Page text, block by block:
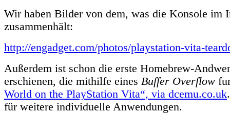
Wir haben Bilder von dem, was die Konsole im
zusammenhält:
http://engadget.com/photos/playstation-vita-
Außerdem ist schon die erste Homebrew-
erschienen, die mithilfe eines Buffer Overflow
World on the PlayStation Vita“, via dcemu.co.uk
für weitere individuelle Anwendungen.